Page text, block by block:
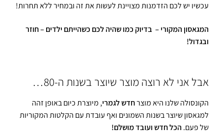
עכשיו יש לכם הזדמנות מצויינת לעשות את זה ובמחיר ללא תחרות!
המגאסון המקורי – בדיוק כמו שהיה לכם כשהייתם ילדים – חוזר
ובגדול!
אבל אני לא רוצה מוצר שיוצר בשנות ה-80…
הקונסולה שלנו היא מוצרחדש לגמרי, מיוצרת כיום באופן זהה
למגאסון שיוצר בשנות השמונים ואף עובדת עם הקלטות המקוריות
של פעם. הכל חדש ועובד מושלם!